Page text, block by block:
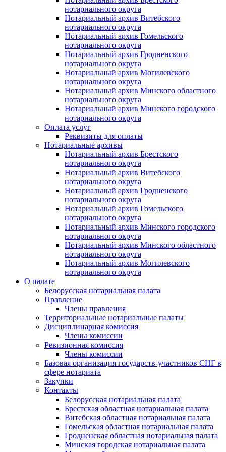
нотариального округа
Нотариальный архив Витебского
нотариального округа
Нотариальный архив Гомельского
нотариального округа
Нотариальный архив Гродненского
нотариального округа
Нотариальный архив Могилевского
нотариального округа
Нотариальный архив Минского областного
нотариального округа
Нотариальный архив Минского городского
нотариального округа
Оплата услуг
Реквизиты для оплаты
Нотариальные архивы
Нотариальный архив Брестского
нотариального округа
Нотариальный архив Витебского
нотариального округа
Нотариальный архив Гродненского
нотариального округа
Нотариальный архив Гомельского
нотариального округа
Нотариальный архив Минского городского
нотариального округа
Нотариальный архив Минского областного
нотариального округа
Нотариальный архив Могилевского
нотариального округа
О палате
Белорусская нотариальная палата
Правление
Члены правления
Территориальные нотариальные палаты
Дисциплинарная комиссия
Члены комиссии
Ревизионная комиссия
Члены комиссии
Базовая организация государств-участников СНГ в
сфере нотариата
Закупки
Контакты
Белорусская нотариальная палата
Брестская областная нотариальная палата
Витебская областная нотариальная палата
Гомельская областная нотариальная палата
Гродненская областная нотариальная палата
Минская городская нотариальная палата